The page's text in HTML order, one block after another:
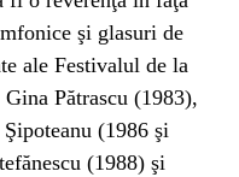
şi glasuri de
ale Festivalul de la
Pătrascu (1983),
(1986 şi
(1988) şi